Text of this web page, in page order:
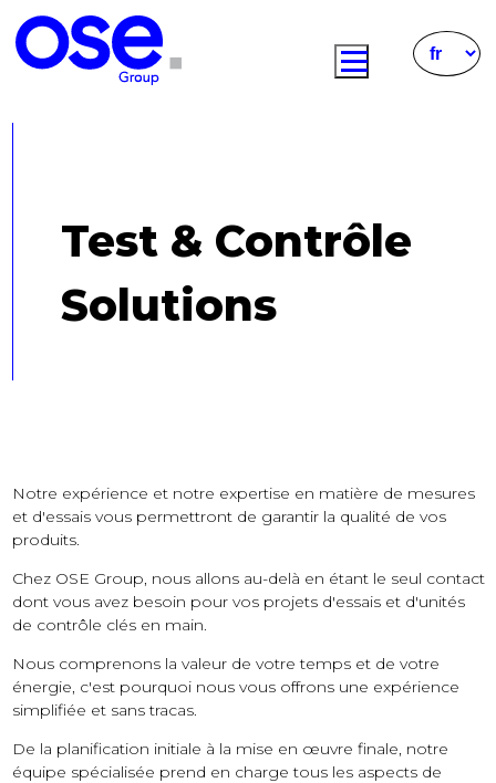
Test & Contrôle
Solutions
Notre expérience et notre expertise en matière de mesures
et d'essais vous permettront de garantir la qualité de vos
produits.
Chez OSE Group, nous allons au-delà en étant le seul contact
dont vous avez besoin pour vos projets d'essais et d'unités
de contrôle clés en main.
Nous comprenons la valeur de votre temps et de votre
énergie, c'est pourquoi nous vous offrons une expérience
simplifiée et sans tracas.
De la planification initiale à la mise en œuvre finale, notre
équipe spécialisée prend en charge tous les aspects de